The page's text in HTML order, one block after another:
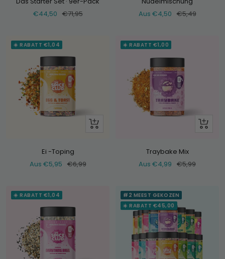
Verkaufspreis
€44,50 Normaler
€71,95
Verkaufspreis
Aus €4,50 Normaler
€5,49
☀️ RABATT €1,04
Schau
Ei -Toping
Verkaufspreis
Aus €5,95 Normaler
€6,99
☀️ RABATT €1,00
Schau
Traybake Mix
Verkaufspreis
Aus €4,99 Normaler
€5,99
☀️ RABATT €1,04
#2 MEEST GEKOZEN
☀️ RABATT €45,00